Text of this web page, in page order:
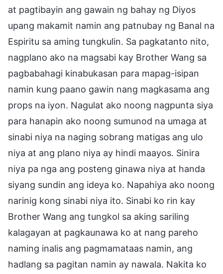
at pagtibayin ang gawain ng bahay ng Diyos
upang makamit namin ang patnubay ng Banal na
Espiritu sa aming tungkulin. Sa pagkatanto nito,
nagplano ako na magsabi kay Brother Wang sa
pagbabahagi kinabukasan para mapag-isipan
namin kung paano gawin nang magkasama ang
props na iyon. Nagulat ako noong nagpunta siya
para hanapin ako noong sumunod na umaga at
sinabi niya na naging sobrang matigas ang ulo
niya at ang plano niya ay hindi maayos. Sinira
niya pa nga ang posteng ginawa niya at handa
siyang sundin ang ideya ko. Napahiya ako noong
narinig kong sinabi niya ito. Sinabi ko rin kay
Brother Wang ang tungkol sa aking sariling
kalagayan at pagkaunawa ko at nang pareho
naming inalis ang pagmamataas namin, ang
hadlang sa pagitan namin ay nawala. Nakita ko